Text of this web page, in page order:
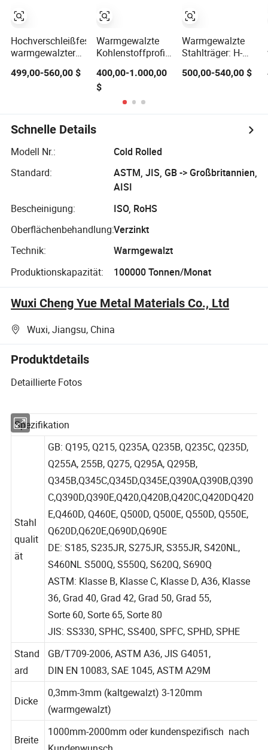
Hochverschleißfester
warmgewalzter
Flachstahl Q195
499,00-560,00 $
Warmgewalzte
Kohlenstoffprofil-
Metallbau-Stahl
400,00-1.000,00
$
Warmgewalzte
Stahlträger: H-
Hea, Heb, Ipe A36,
Kohlenstahlprofile,
Größen 150X150
500,00-540,00 $
Schnelle Details
Modell Nr.:
Cold Rolled
Standard:
ASTM, JIS, GB -> Großbritannien,
AISI
Bescheinigung:
ISO, RoHS
Oberflächenbehandlung:Verzinkt
Technik:
Warmgewalzt
Produktionskapazität:
100000 Tonnen/Monat
Wuxi Cheng Yue Metal Materials Co., Ltd
Wuxi, Jiangsu, China
Produktdetails
Detaillierte Fotos
Spezifikation
Stahl
qualit
GB: Q195, Q215, Q235A, Q235B, Q235C, Q235D,
Q255A, 255B, Q275, Q295A, Q295B,
Q345B,Q345C,Q345D,Q345E,Q390A,Q390B,Q390
C,Q390D,Q390E,Q420,Q420B,Q420C,Q420DQ420
E,Q460D, Q460E, Q500D, Q500E, Q550D, Q550E,
Q620D,Q620E,Q690D,Q690E
DE: S185, S235JR, S275JR, S355JR, S420NL,
S460NL S500Q, S550Q, S620Q, S690Q
ASTM: Klasse B, Klasse C, Klasse D, A36, Klasse
36, Grad 40, Grad 42, Grad 50, Grad 55,
Sorte 60, Sorte 65, Sorte 80
JIS: SS330, SPHC, SS400, SPFC, SPHD, SPHE
Stand
ard
GB/T709-2006, ASTM A36, JIS G4051,
DIN EN 10083, SAE 1045, ASTM A29M
0,3mm-3mm (kaltgewalzt) 3-120mm
(warmgewalzt)
1000mm-2000mm oder kundenspezifisch nach